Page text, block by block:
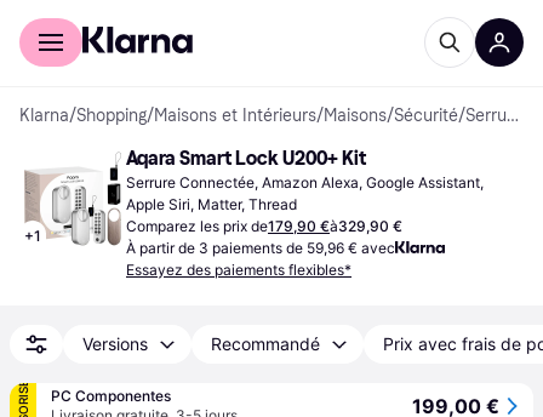
Acheter avec Klarna
Klarna/Shopping/Maisons et Intérieurs/Maisons/Sécurité/ Serrures à Code
+1
Aqara Smart Lock U200+ Kit
Serrure Connectée, Amazon Alexa, Google Assistant,
Apple Siri, Matter, Thread
Comparez les prix de179,90 €à329,90 €
À partir de 3 paiements de 59,96 € avec
Essayez des paiements flexibles*
Versions Recommandé Prix avec frais de
PC Componentes
199,00 €